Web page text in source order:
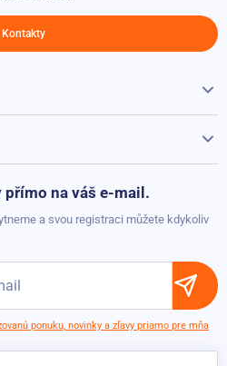
Kontakty
přímo na váš e-mail.
a svou registraci můžete kdykoliv
ponuku, novinky a zľavy priamo pre mňa